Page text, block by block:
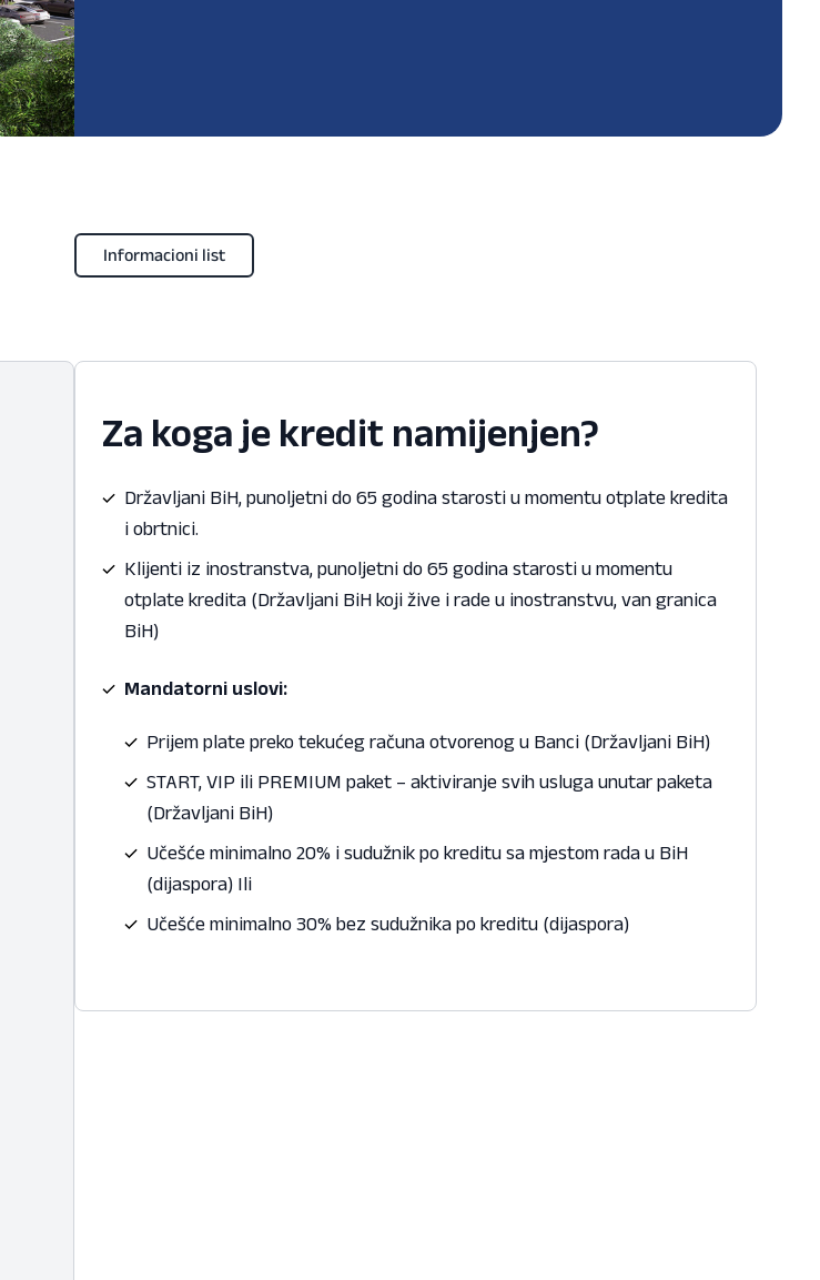
Informacioni list
Za koga je kredit namijenjen?
Državljani BiH, punoljetni do 65 godina starosti u momentu otplate kredita
i obrtnici.
Klijenti iz inostranstva, punoljetni do 65 godina starosti u momentu
otplate kredita (Državljani BiH koji žive i rade u inostranstvu, van granica
BiH)
Mandatorni uslovi:
Prijem plate preko tekućeg računa otvorenog u Banci (Državljani BiH)
START, VIP ili PREMIUM paket – aktiviranje svih usluga unutar paketa
(Državljani BiH)
Učešće minimalno 20% i sudužnik po kreditu sa mjestom rada u BiH
(dijaspora) Ili
Učešće minimalno 30% bez sudužnika po kreditu (dijaspora)